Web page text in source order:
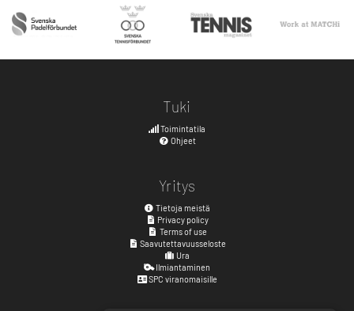
Tuki
Toimintatila
Ohjeet
Yritys
Tietoja meistä
Privacy policy
Terms of use
Saavutettavuusseloste
Ura
Ilmiantaminen
SPC viranomaisille